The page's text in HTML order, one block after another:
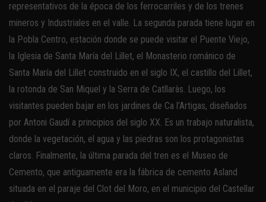
representativos de la época de los ferrocarriles y de los trenes
mineros y Industriales en el valle. La segunda parada tiene lugar en
la Pobla Centro, estación donde se puede visitar el Puente Viejo,
la Iglesia de Santa María del Lillet, el Monasterio románico de
Santa María del Lillet construido en el siglo IX, el castillo del Lillet,
la rotonda de San Miquel y la Serra de Catllaràs. Luego, los
visitantes pueden bajar en los jardines de Ca l’Artigas, diseñados
por Antoni Gaudí a principios del siglo XX. Es un trabajo naturalista,
donde la vegetación, el agua y las piedras son los protagonistas
claros. Finalmente, la última parada del tren es el Museo de
Cemento, que antiguamente era la fábrica de cemento Asland
situada en el paraje del Clot del Moro, en el municipio del Castellar